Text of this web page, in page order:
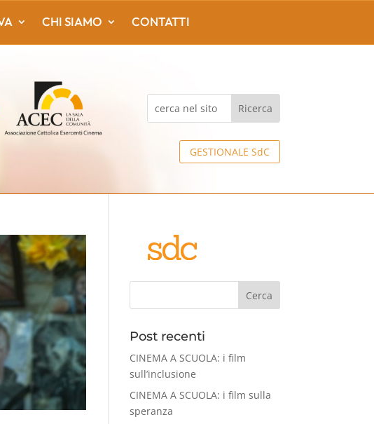
GESTIONALE SdC
CHI SIAMO CONTATTI
Cerca
Post recenti
CINEMA A SCUOLA: i film
sull’inclusione
CINEMA A SCUOLA: i film sulla
speranza